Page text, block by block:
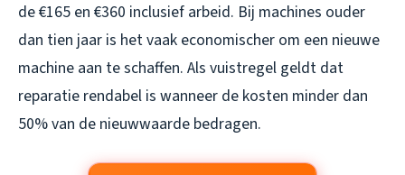
de €165 en €360 inclusief arbeid. Bij machines ouder
dan tien jaar is het vaak economischer om een nieuwe
machine aan te schaffen. Als vuistregel geldt dat
reparatie rendabel is wanneer de kosten minder dan
50% van de nieuwwaarde bedragen.